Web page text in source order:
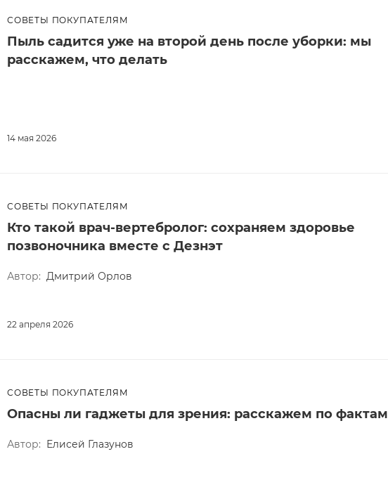
СОВЕТЫ ПОКУПАТЕЛЯМ
14 мая 2026
Пыль садится уже на второй день после уборки: мы
расскажем, что делать
СОВЕТЫ ПОКУПАТЕЛЯМ
22 апреля 2026
Кто такой врач-вертебролог: сохраняем здоровье
позвоночника вместе с Дезнэт
Автор: Дмитрий Орлов
СОВЕТЫ ПОКУПАТЕЛЯМ
Опасны ли гаджеты для зрения: расскажем по фактам
Автор: Елисей Глазунов